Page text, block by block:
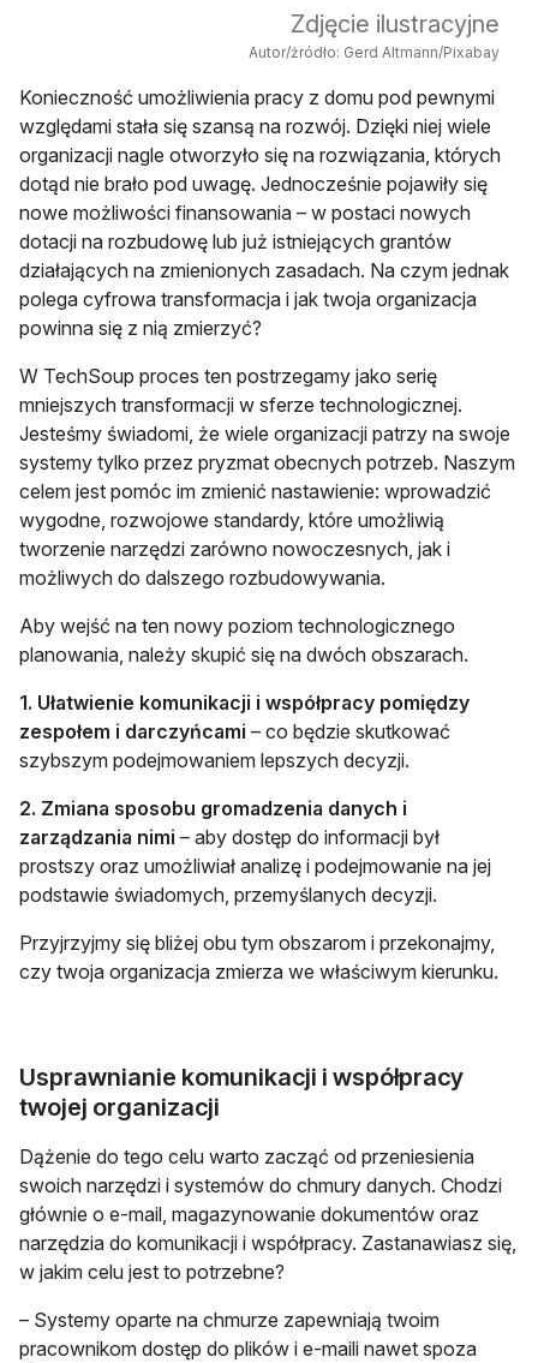
Zdjęcie ilustracyjne
Autor/źródło: Gerd Altmann/Pixabay
Konieczność umożliwienia pracy z domu pod pewnymi
względami stała się szansą na rozwój. Dzięki niej wiele
organizacji nagle otworzyło się na rozwiązania, których
dotąd nie brało pod uwagę. Jednocześnie pojawiły się
nowe możliwości finansowania – w postaci nowych
dotacji na rozbudowę lub już istniejących grantów
działających na zmienionych zasadach. Na czym jednak
polega cyfrowa transformacja i jak twoja organizacja
powinna się z nią zmierzyć?
W TechSoup proces ten postrzegamy jako serię
mniejszych transformacji w sferze technologicznej.
Jesteśmy świadomi, że wiele organizacji patrzy na swoje
systemy tylko przez pryzmat obecnych potrzeb. Naszym
celem jest pomóc im zmienić nastawienie: wprowadzić
wygodne, rozwojowe standardy, które umożliwią
tworzenie narzędzi zarówno nowoczesnych, jak i
możliwych do dalszego rozbudowywania.
Aby wejść na ten nowy poziom technologicznego
planowania, należy skupić się na dwóch obszarach.
1. Ułatwienie komunikacji i współpracy pomiędzy
zespołem i darczyńcami – co będzie skutkować
szybszym podejmowaniem lepszych decyzji.
2. Zmiana sposobu gromadzenia danych i
zarządzania nimi – aby dostęp do informacji był
prostszy oraz umożliwiał analizę i podejmowanie na jej
podstawie świadomych, przemyślanych decyzji.
Przyjrzyjmy się bliżej obu tym obszarom i przekonajmy,
czy twoja organizacja zmierza we właściwym kierunku.
Usprawnianie komunikacji i współpracy
twojej organizacji
Dążenie do tego celu warto zacząć od przeniesienia
swoich narzędzi i systemów do chmury danych. Chodzi
głównie o e-mail, magazynowanie dokumentów oraz
narzędzia do komunikacji i współpracy. Zastanawiasz się,
w jakim celu jest to potrzebne?
– Systemy oparte na chmurze zapewniają twoim
pracownikom dostęp do plików i e-maili nawet spoza